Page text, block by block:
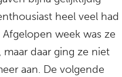
heel veel had
week was ze
daar ging ze niet
aan. De volgende